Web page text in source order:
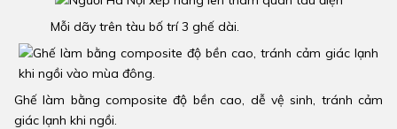
Mỗi dãy trên tàu bố trí 3 ghế dài.
Ghế làm bằng composite độ bền cao, dễ vệ sinh, tránh cảm
giác lạnh khi ngồi.